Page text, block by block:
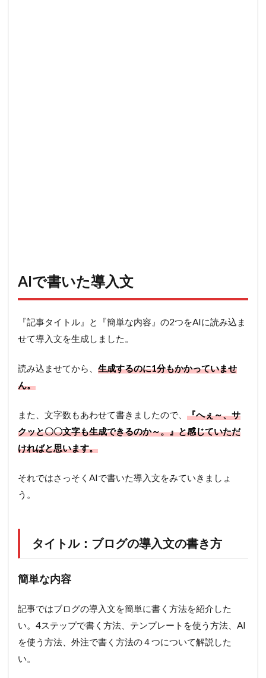
AIで書いた導入文
『記事タイトル』と『簡単な内容』の2つをAIに読み込ま
せて導入文を生成しました。
読み込ませてから、 生成するのに1分もかかっていませ
ん。
また、文字数もあわせて書きましたので、 『へぇ～、サ
クッと〇〇文字も生成できるのか～。』と感じていただ
ければと思います。
それではさっそくAIで書いた導入文をみていきましょ
う。
タイトル：ブログの導入文の書き方
簡単な内容
記事ではブログの導入文を簡単に書く方法を紹介した
い。4ステップで書く方法、テンプレートを使う方法、AI
を使う方法、外注で書く方法の４つについて解説した
い。